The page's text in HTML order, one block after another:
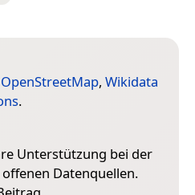
OpenStreetMap, Wikidata
.
Unterstützung bei der
Datenquellen.